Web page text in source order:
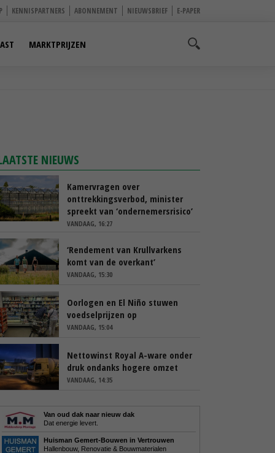
KENNISPARTNERS ABONNEMENT NIEUWSBRIEF E-PAPER
MARKTPRIJZEN
NIEUWS
Kamervragen over
onttrekkingsverbod, minister
spreekt van ‘ondernemersrisico’
VANDAAG, 16:27
‘Rendement van Krullvarkens
komt van de overkant’
VANDAAG, 15:30
Oorlogen en El Niño stuwen
voedselprijzen op
VANDAAG, 15:04
Nettowinst Royal A-ware onder
druk ondanks hogere omzet
VANDAAG, 14:35
Van oud dak naar nieuw dak
Dat energie levert.
Huisman Gemert-Bouwen in Vertrouwen
Hallenbouw, Renovatie & Bouwmaterialen